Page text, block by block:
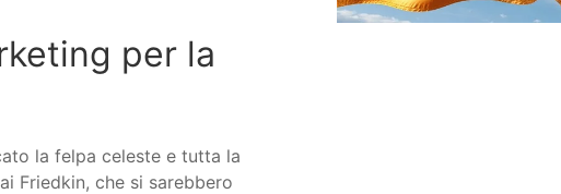
per la
la felpa celeste e tutta la
Friedkin, che si sarebbero